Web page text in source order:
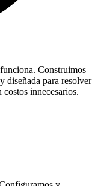
Construimos
diseñada para resolver
innecesarios.